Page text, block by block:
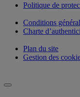
Politique de
Conditions
Charte
Plan du site
Gestion des